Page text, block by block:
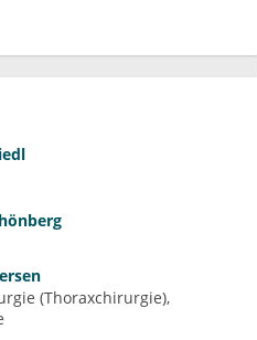
(Thoraxchirurgie)